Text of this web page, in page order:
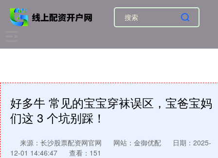
好多牛 常见的宝宝穿袜误区，宝爸宝妈
们这 3 个坑别踩！
来源：长沙股票配资网官网 网站：金御优配
日期：2025-
12-01 14:46:47
查看：151